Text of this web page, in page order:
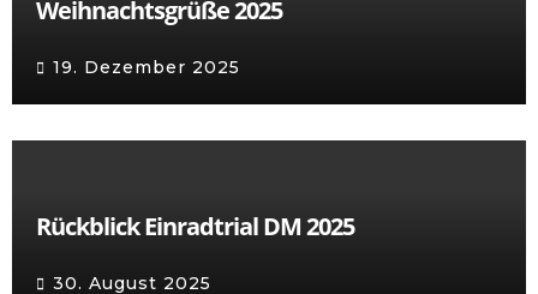
Weihnachtsgrüße 2025
19. Dezember 2025
Rückblick Einradtrial DM 2025
30. August 2025